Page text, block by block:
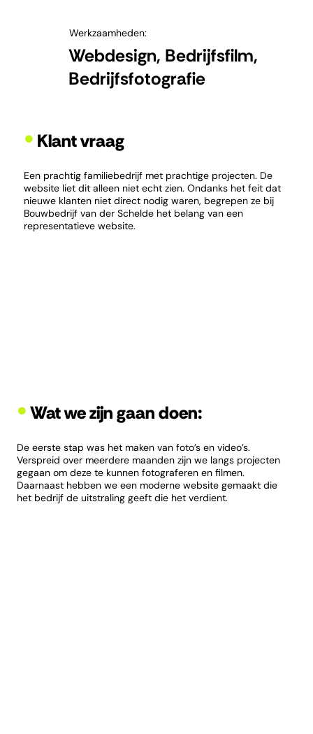
•Wat we zijn gaan doen:
De eerste stap was het maken van foto’s en video’s.
Verspreid over meerdere maanden zijn we langs projecten
gegaan om deze te kunnen fotograferen en filmen.
Daarnaast hebben we een moderne website gemaakt die
het bedrijf de uitstraling geeft die het verdient.
• Klant vraag
Een prachtig familiebedrijf met prachtige projecten. De
website liet dit alleen niet echt zien. Ondanks het feit dat
nieuwe klanten niet direct nodig waren, begrepen ze bij
Bouwbedrijf van der Schelde het belang van een
representatieve website.
Werkzaamheden:
Webdesign, Bedrijfsfilm,
Bedrijfsfotografie